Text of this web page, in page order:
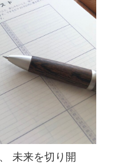
未来を切り開